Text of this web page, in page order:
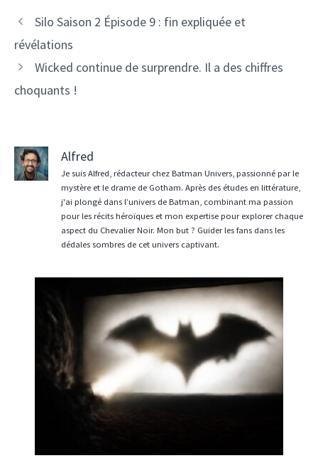
Silo Saison 2 Épisode 9 : fin expliquée et
révélations
Wicked continue de surprendre. Il a des chiffres
choquants !
Alfred
Je suis Alfred, rédacteur chez Batman Univers, passionné par le
mystère et le drame de Gotham. Après des études en littérature,
j'ai plongé dans l’univers de Batman, combinant ma passion
pour les récits héroïques et mon expertise pour explorer chaque
aspect du Chevalier Noir. Mon but ? Guider les fans dans les
dédales sombres de cet univers captivant.